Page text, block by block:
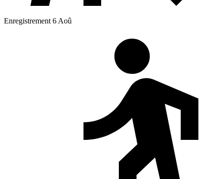
Enregistrement 6 Aoû